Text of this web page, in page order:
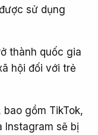
sử dụng
thành quốc gia
hội đối với trẻ
gồm TikTok,
Instagram sẽ bị